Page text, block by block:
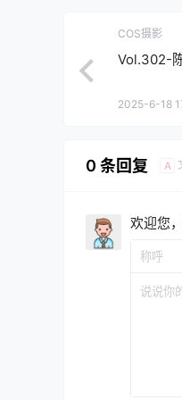
COS摄影
Vol.302-
2025-6-18
0 条回复 A
欢迎您